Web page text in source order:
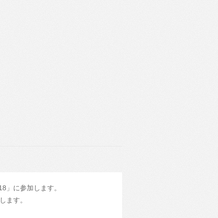
」に参加します。
ます。